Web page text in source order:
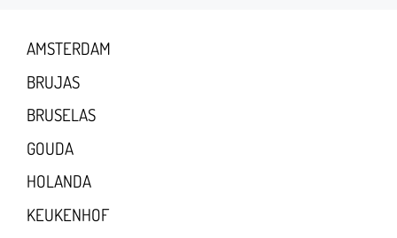
AMSTERDAM
BRUJAS
BRUSELAS
GOUDA
HOLANDA
KEUKENHOF